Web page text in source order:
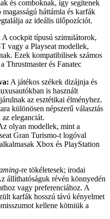
és comboknak, így segítenek
háttámla és karfák
az ideális ülőpozíciót.
A cockpit típusú szimulátorok,
vagy a Playseat modellek,
Ezek kompatibilisek számos
Thrustmaster és Fanatec
A játékos székek dizájnja és
is használt
az esztétikai élményhez.
különösen népszerű választás
eleganciát.
olyan modellek, mint a
Gran Turismo-t logóval
Xbox és PlayStation
-re tökéletesek; irodai
állíthatóságuk révén könnyedén
vagy preferenciához. A
karfák hosszú távú kényelmet
kellene kötniük a